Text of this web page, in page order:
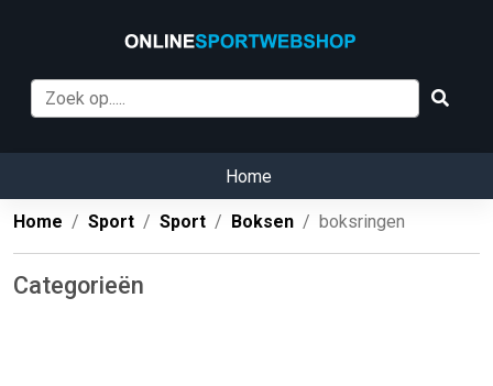
Home
Home Sport Sport Boksen boksringen
Categorieën